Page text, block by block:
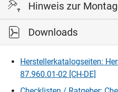
Hinweis zur
Profil alle 20-25 cm doppelt
Montage mit Center-Stiften.
Downloads
Herstellerkatalogseiten:
87.960.01-02 [CH-DE]